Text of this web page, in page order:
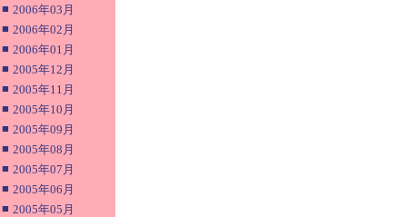
■ 2006年03月
■ 2006年02月
■ 2006年01月
■ 2005年12月
■ 2005年11月
■ 2005年10月
■ 2005年09月
■ 2005年08月
■ 2005年07月
■ 2005年06月
■ 2005年05月